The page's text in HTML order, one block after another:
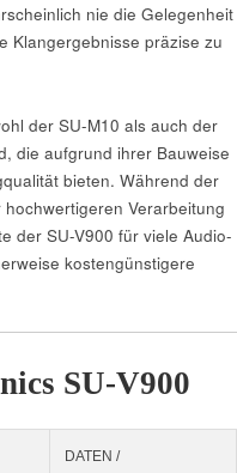
nie die Gelegenheit
Klangergebnisse präzise zu
der SU-M10 als auch der
die aufgrund ihrer Bauweise
bieten. Während der
Verarbeitung
der SU-V900 für viele Audio-
kostengünstigere
SU-V900
DATEN /